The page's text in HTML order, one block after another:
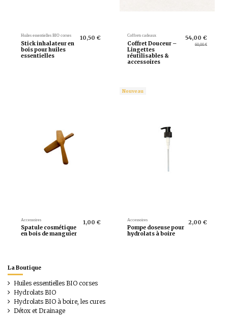
Huiles essentielles BIO corses
Stick inhalateur en
bois pour huiles
essentielles
10,50 € Coffrets cadeaux
Coffret Douceur –
Lingettes
réutilisables &
accessoires
54,00 €
60,00 €
Accessoires
Spatule cosmétique
en bois de manguier
1,00 €
Nouveau
Accessoires
Pompe doseuse pour
hydrolats à boire
2,00 €
La Boutique
Huiles essentielles BIO corses
Hydrolats BIO
Hydrolats BIO à boire, les cures
Détox et Drainage